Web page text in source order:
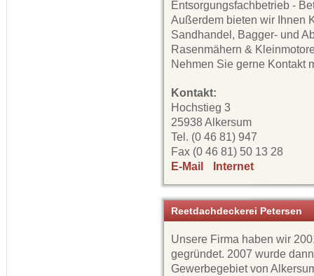
Entsorgungsfachbetrieb -
Außerdem bieten wir Ihnen
Sandhandel, Bagger- und
Rasenmähern &
Nehmen Sie gerne Kontakt
Kontakt:
Hochstieg 3
25938 Alkersum
Tel. (0 46 81) 947
Fax (0 46 81) 50 13 28
E-Mail
Internet
Reetdachdeckerei Petersen
Unsere Firma haben wir
gegründet. 2007 wurde
Gewerbegebiet von